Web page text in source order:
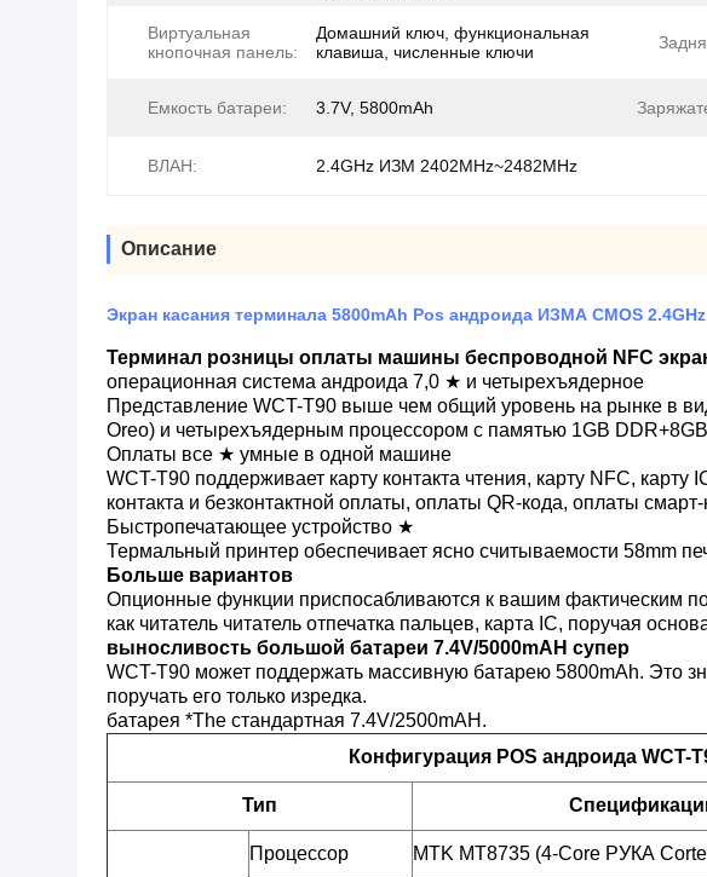
Виртуальная
кнопочная панель:
Домашний ключ, функциональная
клавиша, численные ключи
Емкость батареи: 3.7V, 5800mAh
ВЛАН: 2.4GHz ИЗМ 2402MHz~2482MHz
Описание
Экран касания терминала 5800mAh Pos андроида ИЗМА CMOS 2.4GHz
Терминал розницы оплаты машины беспроводной NFC
операционная система андроида 7,0 ★ и четырехъядерное
Представление WCT-T90 выше чем общий уровень на рынке в
Oreo) и четырехъядерным процессором с памятью 1GB
Оплаты все ★ умные в одной машине
WCT-T90 поддерживает карту контакта чтения, карту NFC,
контакта и безконтактной оплаты, оплаты QR-кода, оплаты
Быстропечатающее устройство ★
Термальный принтер обеспечивает ясно считываемости 58mm
Больше вариантов
Опционные функции приспосабливаются к вашим фактическим
как читатель читатель отпечатка пальцев, карта IC, поручая
выносливость большой батареи 7.4V/5000mAH супер
WCT-T90 может поддержать массивную батарею 5800mAh. Это
поручать его только изредка.
батарея *The стандартная 7.4V/2500mAH.
Конфигурация POS андроида WCT-
Тип
Процессор MTK MT8735 (4-Core РУКА